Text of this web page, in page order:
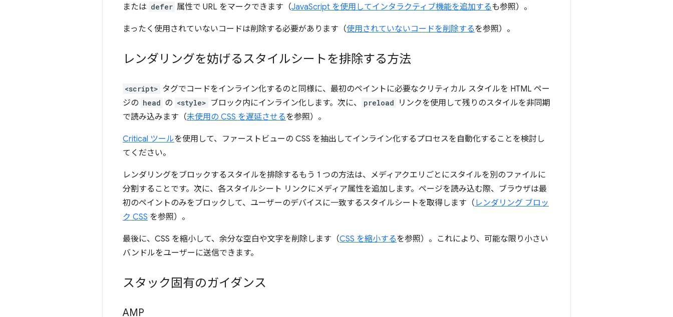
または defer 属性で URL をマークできます（JavaScript を使用してインタラクティブ機能を追加するも参照）。
まったく使用されていないコードは削除する必要があります（使用されていないコードを削除するを参照）。
レンダリングを妨げるスタイルシートを排除する方法
<script> タグでコードをインライン化するのと同様に、最初のペイントに必要なクリティカル スタイルを HTML ペー
ジの head の <style> ブロック内にインライン化します。次に、 preload
リンクを使用して残りのスタイルを非同期
で読み込みます（未使用の CSS を遅延させるを参照）。
Critical ツールを使用して、ファーストビューの CSS を抽出してインライン化するプロセスを自動化することを検討し
てください。
レンダリングをブロックするスタイルを排除するもう 1 つの方法は、メディアクエリごとにスタイルを別のファイルに
分割することです。次に、各スタイルシート リンクにメディア属性を追加します。ページを読み込む際、ブラウザは最
初のペイントのみをブロックして、ユーザーのデバイスに一致するスタイルシートを取得します（ レンダリング ブロッ
ク CSS を参照）。
最後に、CSS を縮小して、余分な空白や文字を削除します（CSS を縮小するを参照）。これにより、可能な限り小さい
バンドルをユーザーに送信できます。
スタック固有のガイダンス
AMP